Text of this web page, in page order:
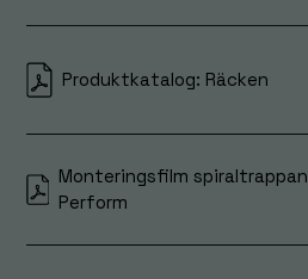
Produktkatalog: Räcken
Monteringsfilm spiraltrappan
Perform